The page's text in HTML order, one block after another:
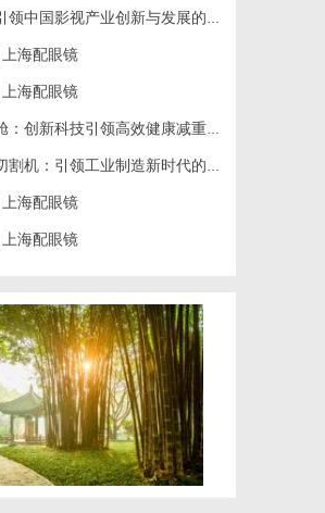
中国影视产业创新与发展的标杆企业
海配眼镜
海配眼镜
创新科技引领高效健康减重新时代
机：引领工业制造新时代的利器
海配眼镜
海配眼镜